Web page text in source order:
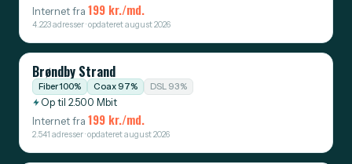
Internet fra 199 kr./md.
4.223 adresser · opdateret august 2026
Brøndby Strand
Fiber 100% Coax 97% DSL 93%
Op til 2.500 Mbit
Internet fra 199 kr./md.
2.541 adresser · opdateret august 2026